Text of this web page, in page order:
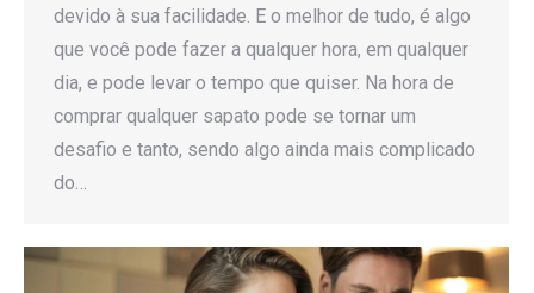
devido à sua facilidade. E o melhor de tudo, é algo
que você pode fazer a qualquer hora, em qualquer
dia, e pode levar o tempo que quiser. Na hora de
comprar qualquer sapato pode se tornar um
desafio e tanto, sendo algo ainda mais complicado
do…